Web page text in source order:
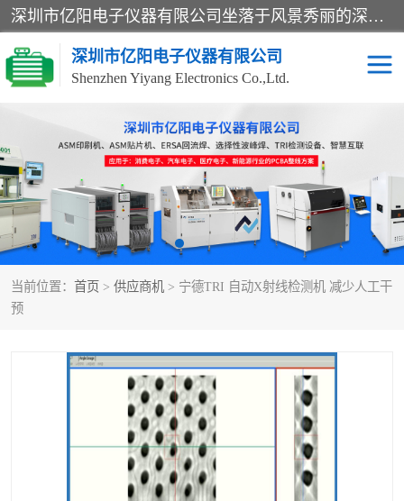
深圳市亿阳电子仪器有限公司坐落于风景秀丽的深圳市光明区，集SMT设备销售务为一体，努力为客户提供电子装配解决方案。与行业**SMT设备厂商：ASM（印刷机，锡膏检查机，贴片机），德国ERSA（爱莎）建立了稳固的代理合作关系，销售的设备一直保持**电子装配行业未来发展方向，能够满足客户各种繁杂产品的生产应用。
深圳市亿阳电子仪器有限公司
Shenzhen Yiyang Electronics Co.,Ltd.
当前位置： 首页 > 供应商机 > 宁德TRI 自动X射线检测机 减少人工干
预
SX全自动高速贴片机 E系列中速贴片机
NeoHorizon全自动锡膏印
刷机
选择性波峰焊
VERSAFLOW-335
回流焊HOTFLOW 3/20e 波峰焊
BGA返修台HR600/2 自动光学检测TR7700QE
自动光学检测TR7710 XS全自动高速贴片机
TX 全自动高速贴片机